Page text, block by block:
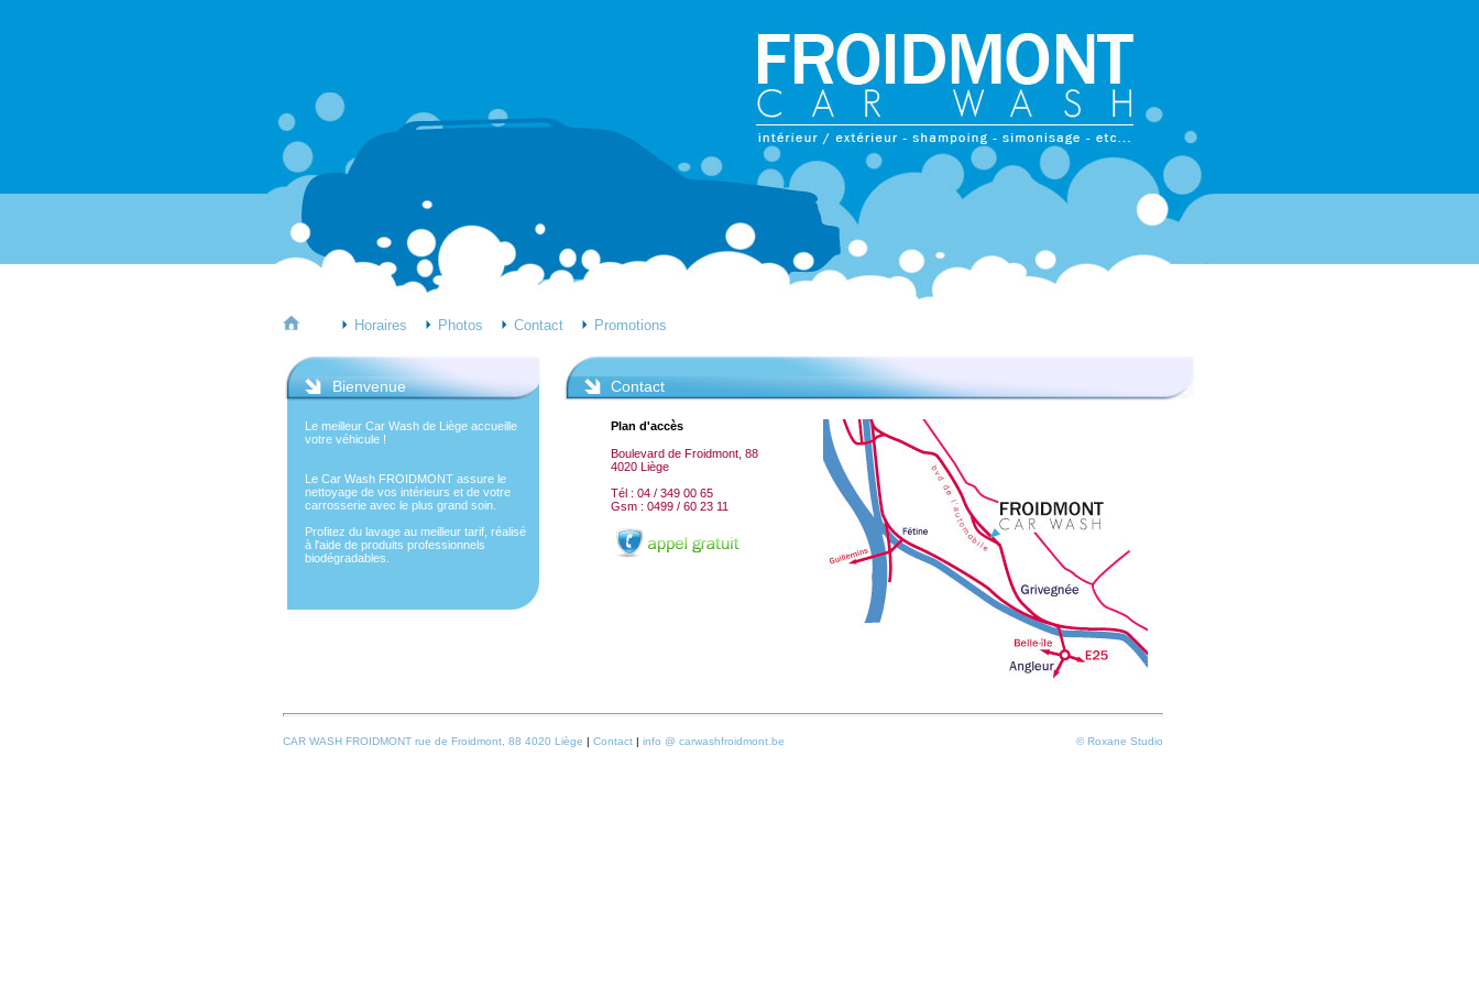
Horaires Photos Contact Promotions
Bienvenue
Le meilleur Car Wash de Liège accueille
votre véhicule !
Le Car Wash FROIDMONT assure le
nettoyage de vos intérieurs et de votre
carrosserie avec le plus grand soin.
Profitez du lavage au meilleur tarif, réalisé
à l'aide de produits professionnels
biodégradables.
Contact
Plan d'accès
Boulevard de Froidmont, 88
4020 Liège
Tél : 04 / 349 00 65
Gsm : 0499 / 60 23 11
CAR WASH FROIDMONT rue de Froidmont, 88 4020 Liège | Contact | info @ carwashfroidmont.be ©Roxane Studio